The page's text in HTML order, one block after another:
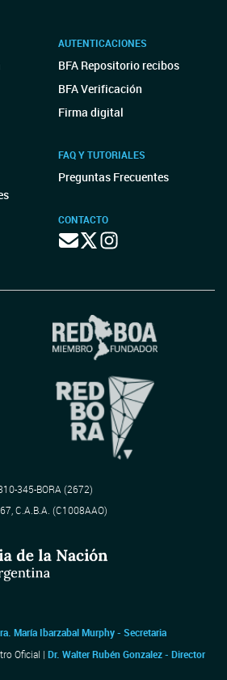
AUTENTICACIONES
BFA Repositorio recibos
BFA Verificación
Firma digital
FAQ Y TUTORIALES
Preguntas Frecuentes
CONTACTO
345-BORA (2672)
C.A.B.A. (C1008AAO)
María Ibarzabal Murphy - Secretaria
Oficial | Dr. Walter Rubén Gonzalez - Director